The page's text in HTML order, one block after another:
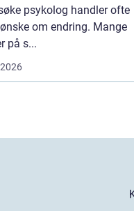
psykolog handler ofte
om endring. Mange
på s...